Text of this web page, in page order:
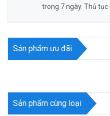
trong 7 ngày. Thủ tục
Sản phẩm ưu đãi
Sản phẩm cùng loại